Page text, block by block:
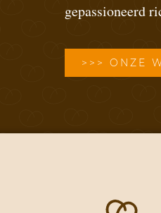
gepassioneerd
>>> ONZE